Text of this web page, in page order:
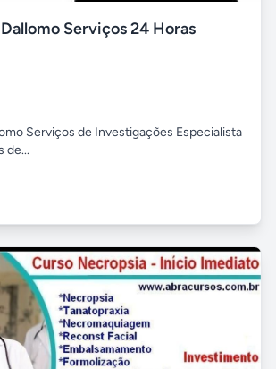
Serviços 24 Horas
Serviços de Investigações Especialista
de...